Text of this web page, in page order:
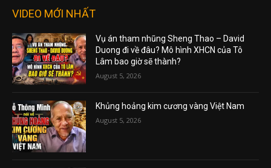
VIDEO MỚI NHẤT
Vụ án tham nhũng Sheng Thao – David
Duong đi về đâu? Mô hình XHCN của Tô
Lâm bao giờ sẽ thành?
August 5, 2026
Khủng hoảng kim cương vàng Việt Nam
August 5, 2026